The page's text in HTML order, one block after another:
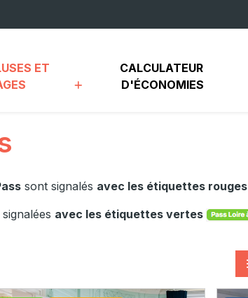
ET
CALCULATEUR
D'ÉCONOMIES
sont signalés avec les étiquettes rouges
avec les étiquettes vertes